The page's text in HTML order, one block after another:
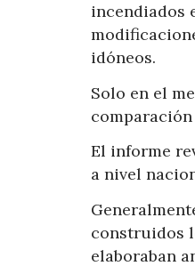
incendiados
idóneos.
Solo en el
El informe
a nivel
construidos
elaboraban